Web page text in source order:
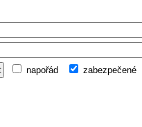
napořád zabezpečené